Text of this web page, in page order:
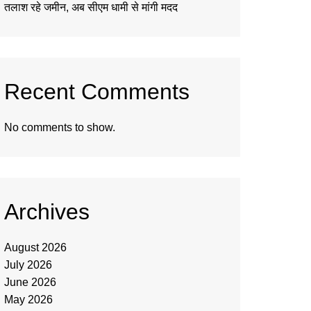
तलाश रहे जमीन, अब सीएम धामी से मांगी मदद
Recent Comments
No comments to show.
Archives
August 2026
July 2026
June 2026
May 2026